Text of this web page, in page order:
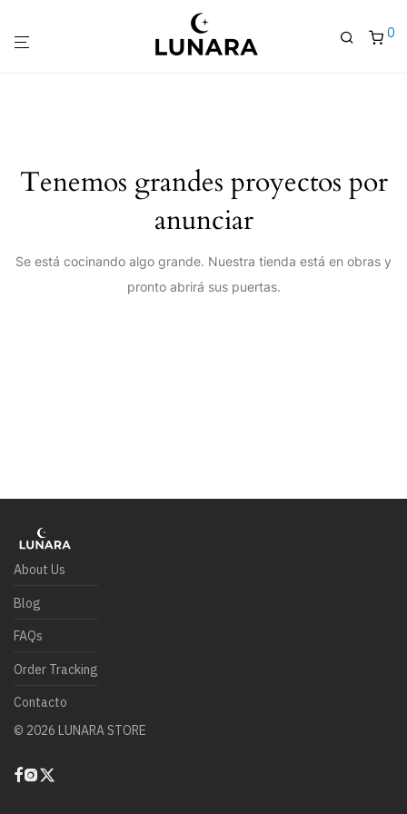
0
Tenemos grandes proyectos por
anunciar
Se está cocinando algo grande. Nuestra tienda está en obras y
pronto abrirá sus puertas.
About Us
Blog
FAQs
Order Tracking
Contacto
© 2026 LUNARA STORE